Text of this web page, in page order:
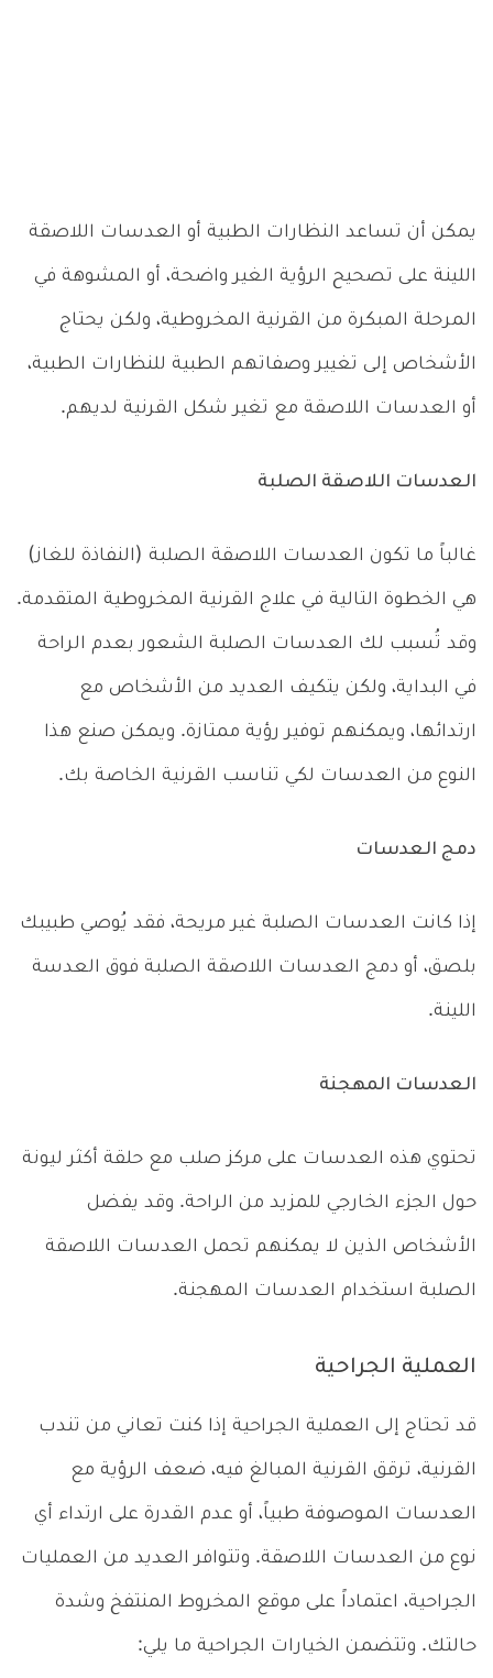
يمكن أن تساعد النظارات الطبية أو العدسات اللاصقة
اللينة على تصحيح الرؤية الغير واضحة، أو المشوهة في
المرحلة المبكرة من القرنية المخروطية، ولكن يحتاج
الأشخاص إلى تغيير وصفاتهم الطبية للنظارات الطبية،
أو العدسات اللاصقة مع تغير شكل القرنية لديهم.
العدسات اللاصقة الصلبة
غالباً ما تكون العدسات اللاصقة الصلبة (النفاذة للغاز)
هي الخطوة التالية في علاج القرنية المخروطية المتقدمة.
وقد تُسبب لك العدسات الصلبة الشعور بعدم الراحة
في البداية، ولكن يتكيف العديد من الأشخاص مع
ارتدائها، ويمكنهم توفير رؤية ممتازة. ويمكن صنع هذا
النوع من العدسات لكي تناسب القرنية الخاصة بك.
دمج العدسات
إذا كانت العدسات الصلبة غير مريحة، فقد يُوصي طبيبك
بلصق، أو دمج العدسات اللاصقة الصلبة فوق العدسة
اللينة.
العدسات المهجنة
تحتوي هذه العدسات على مركز صلب مع حلقة أكثر ليونة
حول الجزء الخارجي للمزيد من الراحة. وقد يفضل
الأشخاص الذين لا يمكنهم تحمل العدسات اللاصقة
الصلبة استخدام العدسات المهجنة.
العملية الجراحية
قد تحتاج إلى العملية الجراحية إذا كنت تعاني من تندب
القرنية، ترقق القرنية المبالغ فيه، ضعف الرؤية مع
العدسات الموصوفة طبياً، أو عدم القدرة على ارتداء أي
نوع من العدسات اللاصقة. وتتوافر العديد من العمليات
الجراحية، اعتماداً على موقع المخروط المنتفخ وشدة
حالتك. وتتضمن الخيارات الجراحية ما يلي: